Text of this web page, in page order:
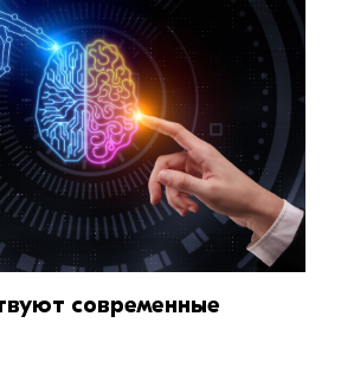
современные